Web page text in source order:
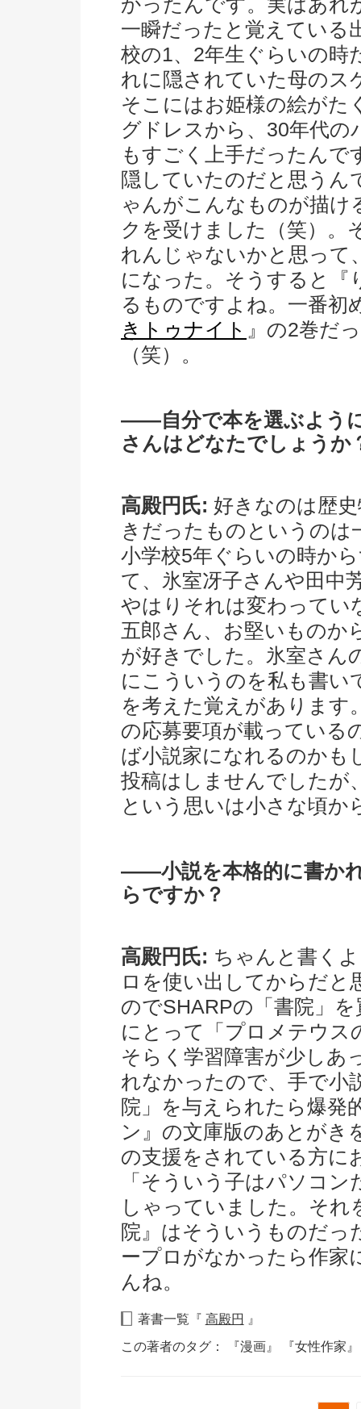
かったんです。実はあれ
一瞬だったと覚えている
校の1、2年生ぐらいの時
れに隠されていた母のス
そこにはお姫様の絵がた
グドレスから、30年代
もすごく上手だったんで
隠していたのだと思うん
ゃんがこんなものが描け
クを受けました（笑）。
れんじゃないかと思って
になった。そうすると『
るものですよね。一番初
きトゥナイト 』の2巻だ
（笑）。
――自分で本を選ぶよう
さんはどなたでしょうか
高殿円氏: 好きなのは歴
きだったものというのは
小学校5年ぐらいの時か
て、氷室冴子さんや田中
やはりそれは変わってい
五郎さん、お堅いものか
が好きでした。氷室さん
にこういうのを私も書い
を考えた覚えがあります
の応募要項が載っている
ば小説家になれるのかも
投稿はしませんでしたが
という思いは小さな頃か
――小説を本格的に書か
らですか？
高殿円氏: ちゃんと書く
ロを使い出してからだと
のでSHARPの「書院」
にとって「プロメテウス
そらく学習障害が少しあ
れなかったので、手で小
院」を与えられたら爆発
ン』の文庫版のあとがき
の支援をされている方に
「そういう子はパソコ
しゃっていました。それ
院』はそういうものだっ
ープロがなかったら作家
んね。
著書一覧『 高殿円
』
この著者のタグ：
『漫画』 『女性作家